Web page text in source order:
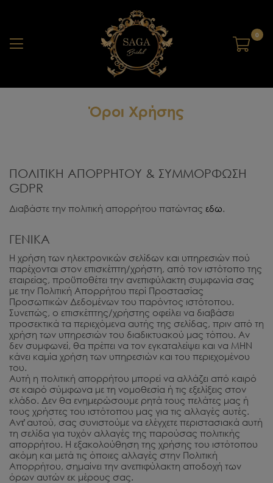
0
Όροι Χρήσης
ΠΟΛΙΤΙΚΗ ΑΠΟΡΡΗΤΟΥ & ΣΥΜΜΟΡΦΩΣΗ
GDPR
Διαβάστε την πολιτική απορρήτου πατώντας εδω.
ΓΕΝΙΚΑ
Η χρήση των ηλεκτρονικών σελίδων και υπηρεσιών πού
παρέχονται στον επισκέπτη/χρήστη, από τον ιστότοπο της
εταιρείας, προϋποθέτει την ανεπιφύλακτη συμφωνία σας
με την Πολιτική Απορρήτου περί Προστασίας
Προσωπικών Δεδομένων του παρόντος ιστότοπου.
Συνεπώς, ο επισκέπτης/χρήστης οφείλει να διαβάσει
προσεκτικά τα περιεχόμενα αυτής της σελίδας, πριν από τη
χρήση των υπηρεσιών του διαδικτυακού μας τόπου. Αν
δεν συμφωνεί, θα πρέπει να τον εγκαταλείψει και να ΜΗΝ
κάνει καμία χρήση των υπηρεσιών και του περιεχομένου
του.
Αυτή η πολιτική απορρήτου μπορεί να αλλάζει από καιρό
σε καιρό σύμφωνα με τη νομοθεσία ή τις εξελίξεις στον
κλάδο. Δεν θα ενημερώσουμε ρητά τους πελάτες μας ή
τους χρήστες του ιστότοπου μας για τις αλλαγές αυτές.
Αντ̓ αυτού, σας συνιστούμε να ελέγχετε περιστασιακά αυτή
τη σελίδα για τυχόν αλλαγές της παρούσας πολιτικής
απορρήτου. Η εξακολούθηση της χρήσης του ιστότοπου
ακόμη και μετά τις όποιες αλλαγές στην Πολιτική
Απορρήτου, σημαίνει την ανεπιφύλακτη αποδοχή των
όρων αυτών εκ μέρους σας.